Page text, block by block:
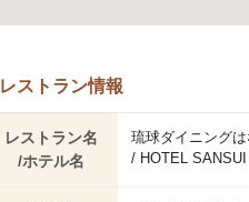
レストラン情報
レストラン名
/ホテル名
琉球ダイニング
/ HOTEL